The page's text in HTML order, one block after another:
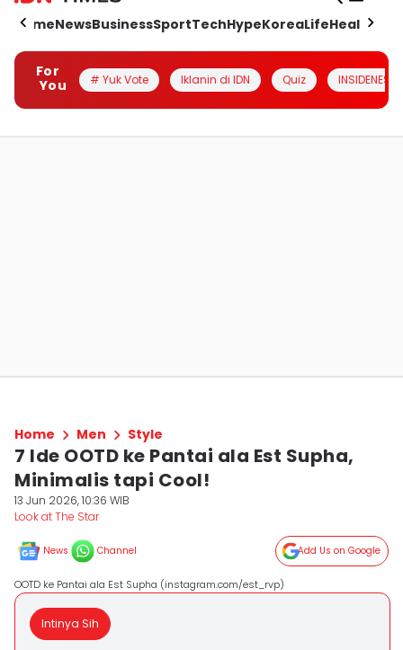
HomeNewsBusinessSportTechHypeKoreaLifeHealth
For
You
# Yuk Vote Iklanin di IDN Quiz INSIDENESIA
Home Men Style
7 Ide OOTD ke Pantai ala Est Supha,
Minimalis tapi Cool!
13 Jun 2026, 10:36 WIB
Look at The Star
News Channel Add Us on Google
OOTD ke Pantai ala Est Supha (instagram.com/est_rvp)
Intinya Sih